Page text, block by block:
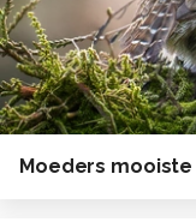
Moeders mooiste